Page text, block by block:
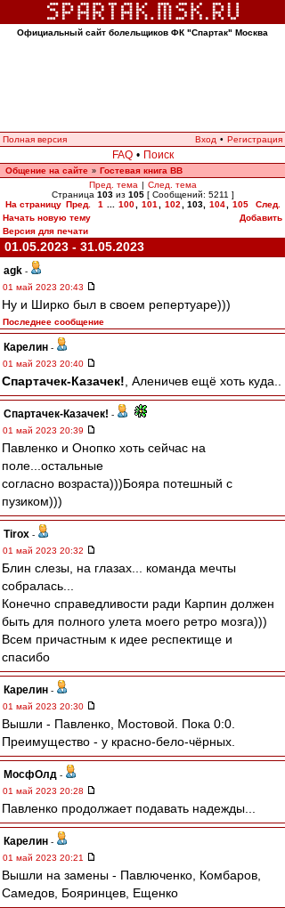
Официальный сайт болельщиков ФК "Спартак" Москва
Полная версия Вход • Регистрация
FAQ • Поиск
Общение на сайте » Гостевая книга ВВ
Пред. тема | След. тема
Страница 103из 105[ Сообщений: 5211 ]
На страницу Пред. 1 100 101 102 103, 104 105
След.
Начать новую тему
Добавить
Версия для печати
01.05.2023 - 31.05.2023
agk -
01 май 2023 20:43
Ну и Ширко был в своем репертуаре)))
Последнее сообщение
Карелин -
01 май 2023 20:40
Спартачек-Казачек! , Аленичев ещё хоть куда..
Спартачек-Казачек! -
01 май 2023 20:39
Павленко и Онопко хоть сейчас на
поле...остальные
согласно возраста)))Бояра потешный с
пузиком)))
Tirox -
01 май 2023 20:32
Блин слезы, на глазах... команда мечты
собралась...
Конечно справедливости ради Карпин должен
быть для полного улета моего ретро мозга)))
Всем причастным к идее респектище и
спасибо
Карелин -
01 май 2023 20:30
Вышли - Павленко, Мостовой. Пока 0:0.
Преимущество - у красно-бело-чёрных.
МосфОлд -
01 май 2023 20:28
Павленко продолжает подавать надежды...
Карелин -
01 май 2023 20:21
Вышли на замены - Павлюченко, Комбаров,
Самедов, Бояринцев, Ещенко